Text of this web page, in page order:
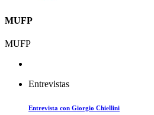
MUFP
MUFP
Entrevistas
Entrevista con Giorgio Chiellini